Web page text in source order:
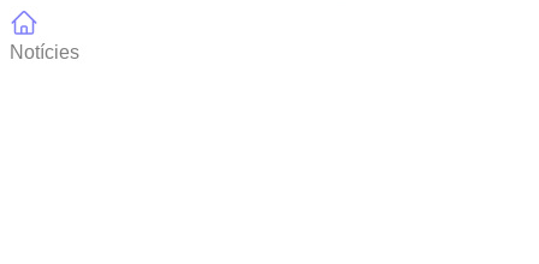
Notícies